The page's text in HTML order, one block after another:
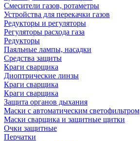
Смесители газов, ротаметры
Устройства для перекачки газов
Редукторы и регуляторы
Регуляторы расхода газа
Редукторы
Паяльные лампы, насадки
Средства защиты
Краги сварщика
Диоптрические линзы
Краги сварщика
Краги сварщика
Защита органов дыхания
Маски с автоматическим светофильтром
Маски сварщика и защитные щитки
Очки защитные
Перчатки